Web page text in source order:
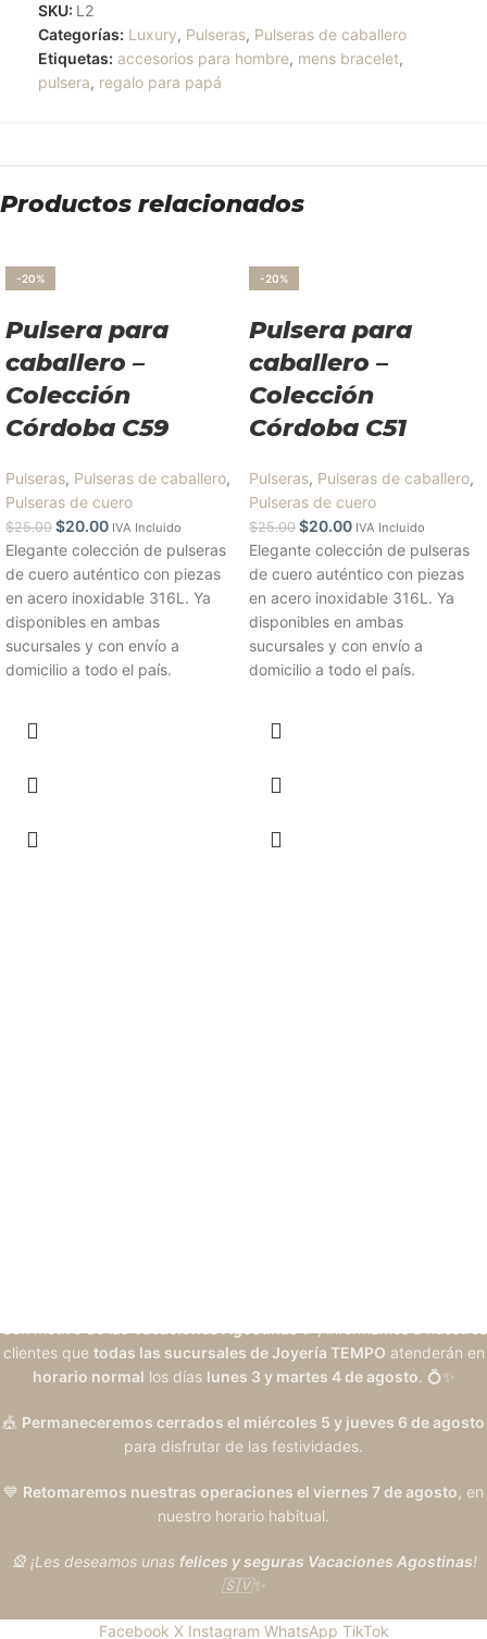
SKU: L2
Categorías: Luxury, Pulseras, Pulseras de caballero
Etiquetas: accesorios para hombre, mens bracelet,
pulsera, regalo para papá
Productos relacionados
-20%
Pulsera para
caballero –
Colección
Córdoba C59
Pulseras, Pulseras de caballero,
Pulseras de cuero
$25.00 $20.00 IVA Incluido
Elegante colección de pulseras
de cuero auténtico con piezas
en acero inoxidable 316L. Ya
disponibles en ambas
sucursales y con envío a
domicilio a todo el país.
-20%
Pulsera para
caballero –
Colección
Córdoba C51
Pulseras, Pulseras de caballero,
Pulseras de cuero
$25.00 $20.00 IVA Incluido
Elegante colección de pulseras
de cuero auténtico con piezas
en acero inoxidable 316L. Ya
disponibles en ambas
sucursales y con envío a
domicilio a todo el país.
clientes que todas las sucursales de Joyería TEMPO atenderán en
horario normal los días lunes 3 y martes 4 de agosto. 💍✨
🎪 Permaneceremos cerrados el miércoles 5 y jueves 6 de agosto
para disfrutar de las festividades.
💙 Retomaremos nuestras operaciones el viernes 7 de agosto, en
nuestro horario habitual.
🎡 ¡Les deseamos unas felices y seguras Vacaciones Agostinas!
🇸🇻✨
Facebook X Instagram WhatsApp TikTok